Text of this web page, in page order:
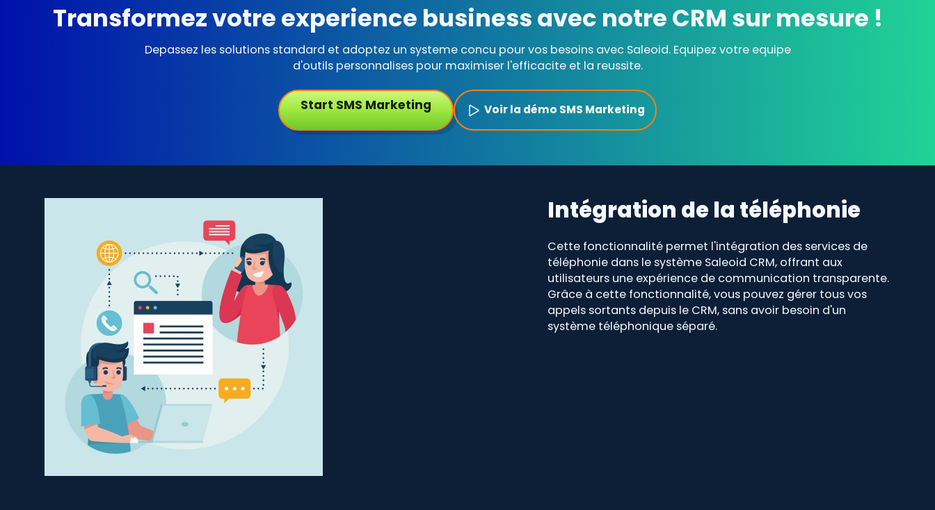
Transformez votre experience business avec notre CRM sur mesure !
Depassez les solutions standard et adoptez un systeme concu pour vos besoins avec Saleoid. Equipez votre equipe
d'outils personnalises pour maximiser l'efficacite et la reussite.
Start SMS Marketing Voir la démo SMS Marketing
Intégration de la téléphonie
Cette fonctionnalité permet l'intégration des services de
téléphonie dans le système Saleoid CRM, offrant aux
utilisateurs une expérience de communication transparente.
Grâce à cette fonctionnalité, vous pouvez gérer tous vos
appels sortants depuis le CRM, sans avoir besoin d'un
système téléphonique séparé.